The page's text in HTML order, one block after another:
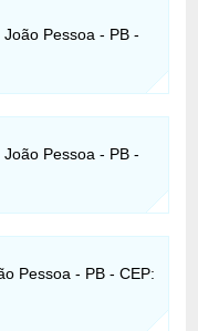
Pessoa - PB -
Pessoa - PB -
Pessoa - PB - CEP: